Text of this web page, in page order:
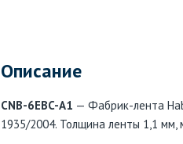
Описание
CNB-6EBC-A1 — Фабрик-лента
1935/2004. Толщина ленты 1,1 мм,